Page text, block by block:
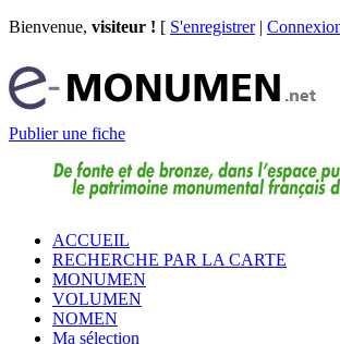
Bienvenue, visiteur ! [ S'enregistrer|
Publier une fiche
ACCUEIL
RECHERCHE PAR LA CARTE
MONUMEN
VOLUMEN
NOMEN
Ma sélection